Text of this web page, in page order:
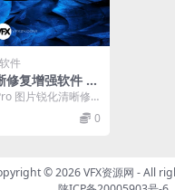
软件
修复增强软件 To
v1.3.2 Win/
图片锐化清晰修
0
© 2026VFX资源网 - All